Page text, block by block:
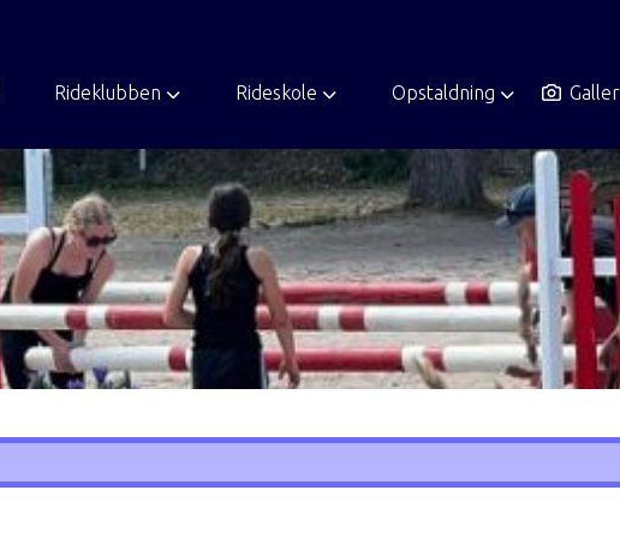
Rideklubben Rideskole Opstaldning